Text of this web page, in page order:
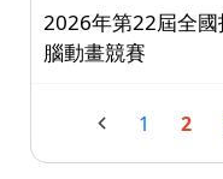
2026年第22屆全
腦動畫競賽
1 2